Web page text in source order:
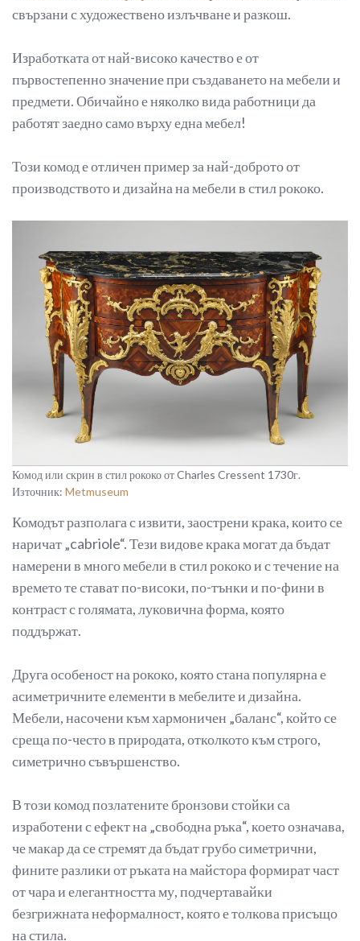
свързани с художествено излъчване и разкош.
Изработката от най-високо качество е от
първостепенно значение при създаването на мебели и
предмети. Обичайно е няколко вида работници да
работят заедно само върху една мебел!
Този комод е отличен пример за най-доброто от
производството и дизайна на мебели в стил рококо.
Комод или скрин в стил рококо от Charles Cressent 1730г.
Източник: Metmuseum
Комодът разполага с извити, заострени крака, които се
наричат „cabriole“. Тези видове крака могат да бъдат
намерени в много мебели в стил рококо и с течение на
времето те стават по-високи, по-тънки и по-фини в
контраст с голямата, луковична форма, която
поддържат.
Друга особеност на рококо, която стана популярна е
асиметричните елементи в мебелите и дизайна.
Мебели, насочени към хармоничен „баланс“, който се
среща по-често в природата, отколкото към строго,
симетрично съвършенство.
В този комод позлатените бронзови стойки са
изработени с ефект на „свободна ръка“, което означава,
че макар да се стремят да бъдат грубо симетрични,
фините разлики от ръката на майстора формират част
от чара и елегантността му, подчертавайки
безгрижната неформалност, която е толкова присъщо
на стила.